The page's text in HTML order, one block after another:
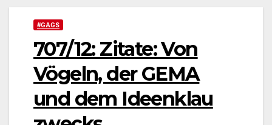
#GAGS
707/12: Zitate: Von
Vögeln, der GEMA
und dem Ideenklau